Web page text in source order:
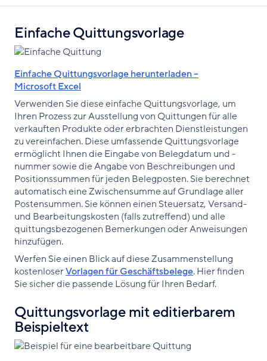
Einfache Quittungsvorlage
Einfache Quittungsvorlage herunterladen –
Microsoft Excel
Verwenden Sie diese einfache Quittungsvorlage, um
Ihren Prozess zur Ausstellung von Quittungen für alle
verkauften Produkte oder erbrachten Dienstleistungen
zu vereinfachen. Diese umfassende Quittungsvorlage
ermöglicht Ihnen die Eingabe von Belegdatum und -
nummer sowie die Angabe von Beschreibungen und
Positionssummen für jeden Belegposten. Sie berechnet
automatisch eine Zwischensumme auf Grundlage aller
Postensummen. Sie können einen Steuersatz, Versand-
und Bearbeitungskosten (falls zutreffend) und alle
quittungsbezogenen Bemerkungen oder Anweisungen
hinzufügen.
Werfen Sie einen Blick auf diese Zusammenstellung
kostenloserVorlagen für Geschäftsbelege. Hier finden
Sie sicher die passende Lösung für Ihren Bedarf.
Quittungsvorlage mit editierbarem
Beispieltext